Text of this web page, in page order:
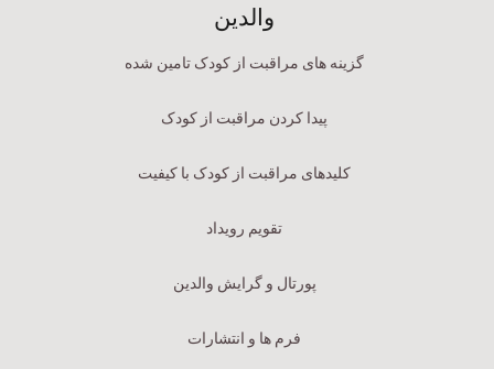
والدین
گزینه های مراقبت از کودک تامین شده
پیدا کردن مراقبت از کودک
کلیدهای مراقبت از کودک با کیفیت
تقویم رویداد
پورتال و گرایش والدین
فرم ها و انتشارات